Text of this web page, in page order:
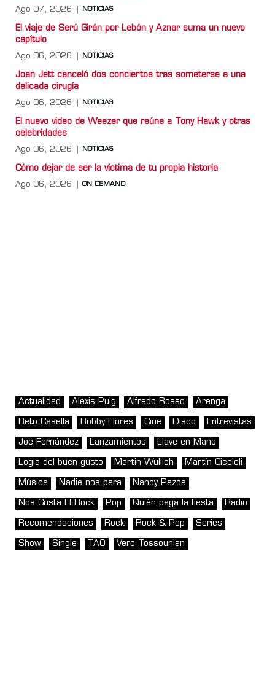
Ago 07, 2026 NOTICIAS
El viaje de Serú Girán por Lebón y Aznar suma un nuevo
capítulo
Ago 06, 2026 NOTICIAS
Joan Jett canceló dos conciertos tras someterse a una
delicada cirugía
Ago 06, 2026 NOTICIAS
El nuevo video de Weezer que reúne a Tony Hawk y otras
celebridades
Ago 06, 2026 NOTICIAS
Cómo dejar de ser la víctima de tu propia historia
Ago 06, 2026 ON DEMAND
Actualidad Alexis Puig Alfredo Rosso Arenga
Beto Casella Bobby Flores Cine Disco Entrevistas
Joe Fernández Lanzamientos Llave en Mano
Logia del buen gusto Martin Wullich Martín Ciccioli
Música Nadie nos para Nancy Pazos
Nos Gusta El Rock Pop Quién paga la fiesta Radio
Recomendaciones Rock Rock & Pop Series
Show Single TAO Vero Tossounian